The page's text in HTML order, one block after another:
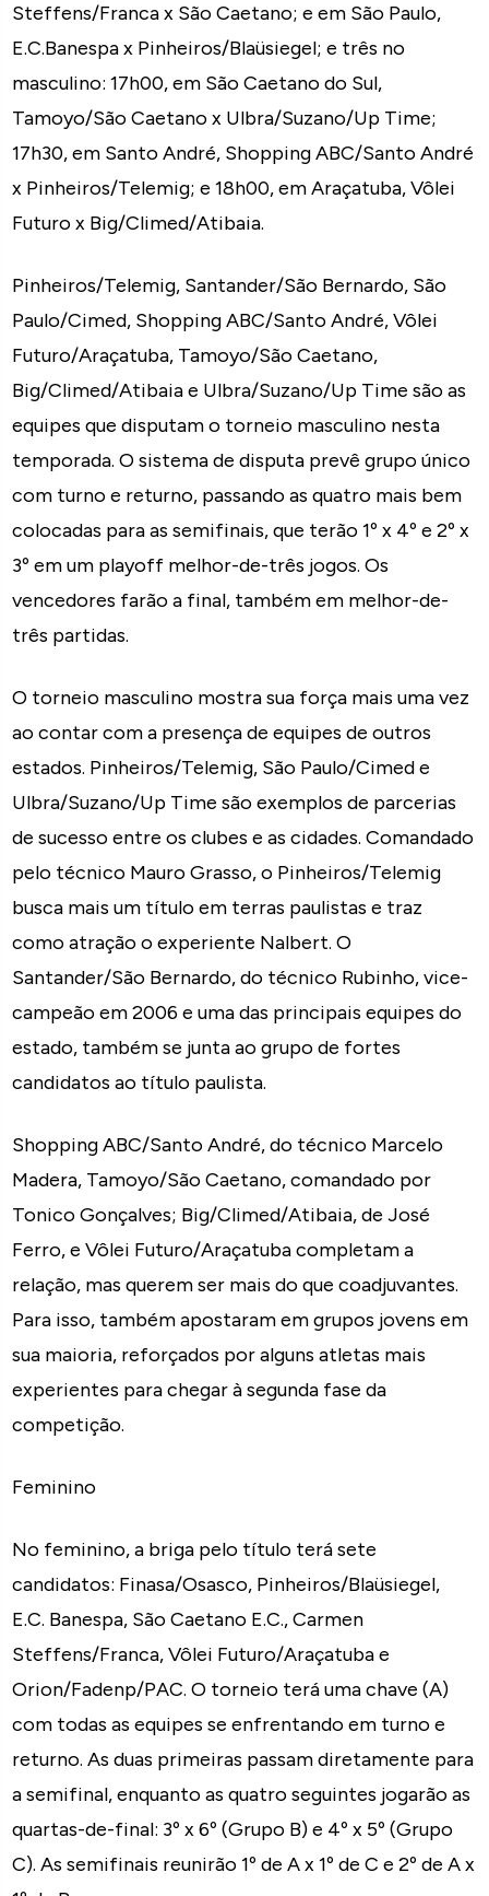
Steffens/Franca x São Caetano; e em São Paulo,
E.C.Banespa x Pinheiros/Blaüsiegel; e três no
masculino: 17h00, em São Caetano do Sul,
Tamoyo/São Caetano x Ulbra/Suzano/Up Time;
17h30, em Santo André, Shopping ABC/Santo André
x Pinheiros/Telemig; e 18h00, em Araçatuba, Vôlei
Futuro x Big/Climed/Atibaia.
Pinheiros/Telemig, Santander/São Bernardo, São
Paulo/Cimed, Shopping ABC/Santo André, Vôlei
Futuro/Araçatuba, Tamoyo/São Caetano,
Big/Climed/Atibaia e Ulbra/Suzano/Up Time são as
equipes que disputam o torneio masculino nesta
temporada. O sistema de disputa prevê grupo único
com turno e returno, passando as quatro mais bem
colocadas para as semifinais, que terão 1º x 4º e 2º x
3º em um playoff melhor-de-três jogos. Os
vencedores farão a final, também em melhor-de-
três partidas.
O torneio masculino mostra sua força mais uma vez
ao contar com a presença de equipes de outros
estados. Pinheiros/Telemig, São Paulo/Cimed e
Ulbra/Suzano/Up Time são exemplos de parcerias
de sucesso entre os clubes e as cidades. Comandado
pelo técnico Mauro Grasso, o Pinheiros/Telemig
busca mais um título em terras paulistas e traz
como atração o experiente Nalbert. O
Santander/São Bernardo, do técnico Rubinho, vice-
campeão em 2006 e uma das principais equipes do
estado, também se junta ao grupo de fortes
candidatos ao título paulista.
Shopping ABC/Santo André, do técnico Marcelo
Madera, Tamoyo/São Caetano, comandado por
Tonico Gonçalves; Big/Climed/Atibaia, de José
Ferro, e Vôlei Futuro/Araçatuba completam a
relação, mas querem ser mais do que coadjuvantes.
Para isso, também apostaram em grupos jovens em
sua maioria, reforçados por alguns atletas mais
experientes para chegar à segunda fase da
competição.
Feminino
No feminino, a briga pelo título terá sete
candidatos: Finasa/Osasco, Pinheiros/Blaüsiegel,
E.C. Banespa, São Caetano E.C., Carmen
Steffens/Franca, Vôlei Futuro/Araçatuba e
Orion/Fadenp/PAC. O torneio terá uma chave (A)
com todas as equipes se enfrentando em turno e
returno. As duas primeiras passam diretamente para
a semifinal, enquanto as quatro seguintes jogarão as
quartas-de-final: 3º x 6º (Grupo B) e 4º x 5º (Grupo
C). As semifinais reunirão 1º de A x 1º de C e 2º de A x